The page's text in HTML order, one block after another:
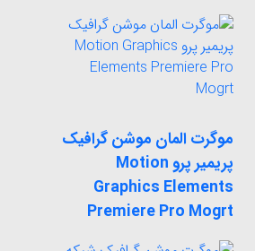
موگرت المان موشن گرافیک
پریمیر پرو Motion
Graphics Elements
Premiere Pro Mogrt